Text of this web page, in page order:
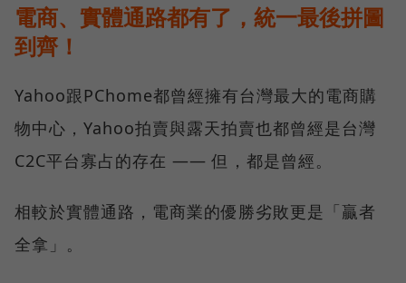
電商、實體通路都有了，統一最後拼圖
到齊！
Yahoo跟PChome都曾經擁有台灣最大的電商購
物中心，Yahoo拍賣與露天拍賣也都曾經是台灣
C2C平台寡占的存在 —— 但，都是曾經。
相較於實體通路，電商業的優勝劣敗更是「贏者
全拿」。